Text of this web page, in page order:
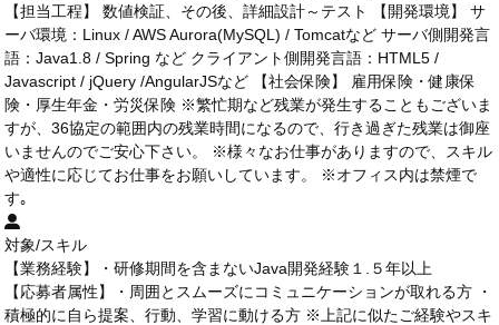
【担当工程】 数値検証、その後、詳細設計～テスト 【開発環境】 サ
ーバ環境：Linux / AWS Aurora(MySQL) / Tomcatなど サーバ側開発言
語：Java1.8 / Spring など クライアント側開発言語：HTML5 /
Javascript / jQuery /AngularJSなど 【社会保険】 雇用保険・健康保
険・厚生年金・労災保険 ※繁忙期など残業が発生することもございま
すが、36協定の範囲内の残業時間になるので、行き過ぎた残業は御座
いませんのでご安心下さい。 ※様々なお仕事がありますので、スキル
や適性に応じてお仕事をお願いしています。 ※オフィス内は禁煙で
す｡
対象/スキル
【業務経験】・研修期間を含まないJava開発経験１.５年以上
【応募者属性】・周囲とスムーズにコミュニケーションが取れる方 ・
積極的に自ら提案、行動、学習に動ける方 ※上記に似たご経験やスキ